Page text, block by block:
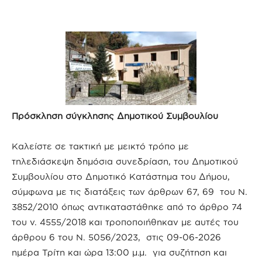
Πρόσκληση σύγκλησης Δημοτικού Συμβουλίου
Καλείστε σε τακτική με μεικτό τρόπο με
τηλεδιάσκεψη δημόσια συνεδρίαση, του Δημοτικού
Συμβουλίου στο Δημοτικό Κατάστημα του Δήμου,
σύμφωνα με τις διατάξεις των άρθρων 67, 69 του Ν.
3852/2010 όπως αντικαταστάθηκε από το άρθρο 74
του ν. 4555/2018 και τροποποιήθηκαν με αυτές του
άρθρου 6 του Ν. 5056/2023, στις 09-06-2026
ημέρα Τρίτη και ώρα 13:00 μ.μ. για συζήτηση και